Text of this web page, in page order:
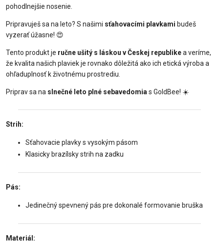
pohodlnejšie nosenie.
Pripravuješ sa na leto? S našimi sťahovacími plavkami budeš
vyzerať úžasne! 😍
Tento produkt je ručne ušitý s láskou v Českej republikea veríme,
že kvalita našich plaviek je rovnako dôležitá ako ich etická výroba a
ohľaduplnosť k životnému prostrediu.
Priprav sa na slnečné leto plné sebavedomia s GoldBee! ☀️
Strih:
Sťahovacie plavky s vysokým pásom
Klasicky brazílsky strih na zadku
Pás:
Jedinečný spevnený pás pre dokonalé formovanie bruška
Materiál: